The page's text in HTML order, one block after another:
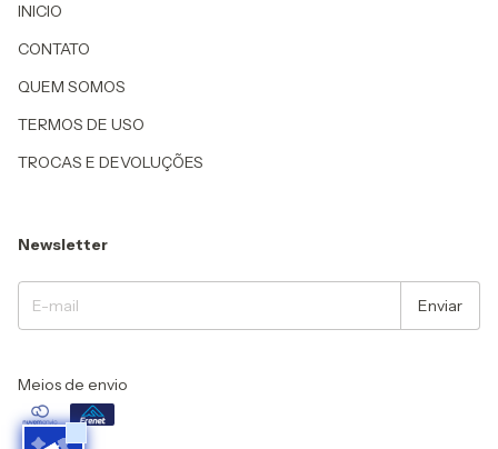
INICIO
CONTATO
QUEM SOMOS
TERMOS DE USO
TROCAS E DEVOLUÇÕES
Newsletter
Meios de envio